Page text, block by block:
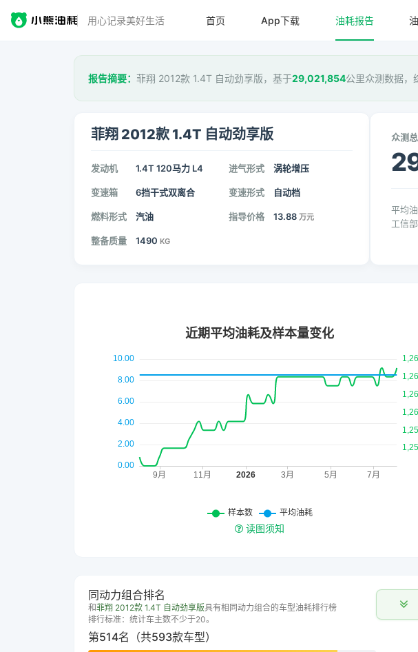
用心记录美好生活 首页 App下载 油耗报告
报告摘要： 菲翔 2012款 1.4T 自动劲享版，基于29,021,854公里众测数据，
菲翔 2012款 1.4T 自动劲享版
发动机 1.4T 120马力 L4 进气形式 涡轮增压
变速箱 6挡干式双离合 变速形式 自动档
燃料形式 汽油 指导价格 13.88 万元
整备质量 1490 KG
众测
平均
工信
读图须知
同动力组合排名
和菲翔 2012款 1.4T 自动劲享版具有相同动力组合的车型油耗排行榜
排行标准：统计车主数不少于20。
第514名（共593款车型）